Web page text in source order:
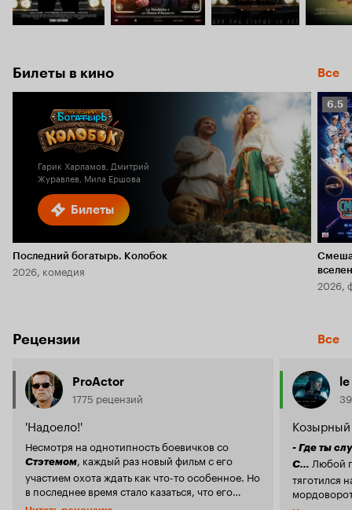
Билеты в кино Все
Билеты
Гарик Харламов, Дмитрий
Журавлев, Мила Ершова
Последний богатырь. Колобок
2026, комедия
6.5
6.5
2026,
Рецензии Все
ProActor
1775 рецензий
'Надоело!'
Несмотря на однотипность боевичков со
Стэтемом , каждый раз новый фильм с его
участием охота ждать как что-то особенное. Но
в последнее время стало казаться, что его
лучшая роль - это Ли в
- Где ты
С…
тяготился